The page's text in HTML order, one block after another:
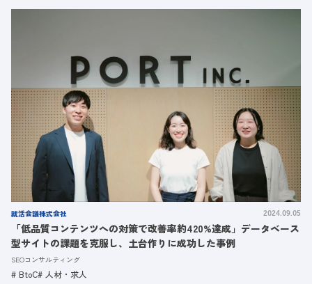
就活会議株式会社 2024.09.05
「低品質コンテンツへの対策で改善率約420%達成」データベース
型サイトの課題を克服し、土台作りに成功した事例
SEOコンサルティング
BtoC 人材・求人